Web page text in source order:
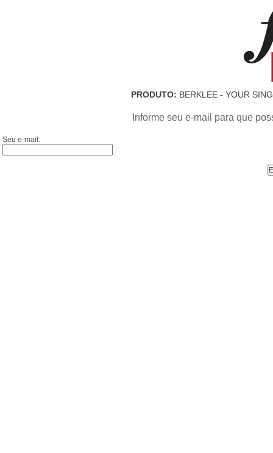
PRODUTO: BERKLEE - YOUR
Informe seu e-mail para que
Seu e-mail: